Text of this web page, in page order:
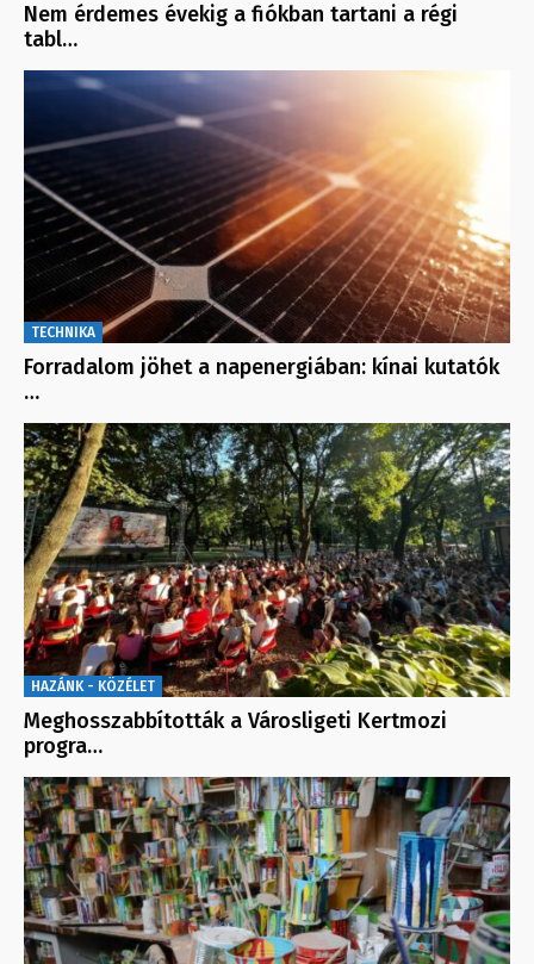
Nem érdemes évekig a fiókban tartani a régi
tabl…
TECHNIKA
Forradalom jöhet a napenergiában: kínai kutatók
…
HAZÁNK - KÖZÉLET
Meghosszabbították a Városligeti Kertmozi
progra…